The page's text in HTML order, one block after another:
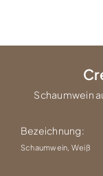
Schaumwein
Bezeichnung:
Schaumwein, Weiß